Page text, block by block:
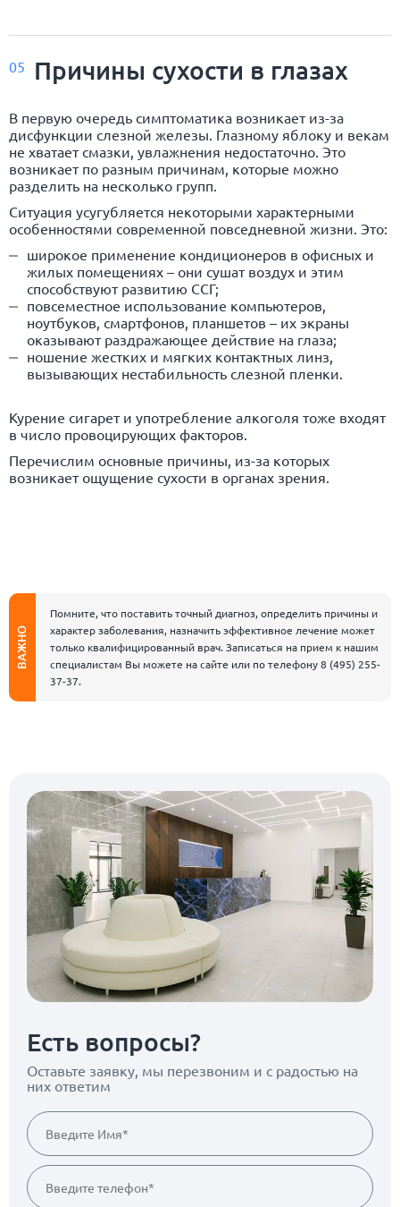
05 Причины сухости в глазах
В первую очередь симптоматика возникает из-за
дисфункции слезной железы. Глазному яблоку и векам
не хватает смазки, увлажнения недостаточно. Это
возникает по разным причинам, которые можно
разделить на несколько групп.
Ситуация усугубляется некоторыми характерными
особенностями современной повседневной жизни. Это:
широкое применение кондиционеров в офисных и
жилых помещениях – они сушат воздух и этим
способствуют развитию ССГ;
повсеместное использование компьютеров,
ноутбуков, смартфонов, планшетов – их экраны
оказывают раздражающее действие на глаза;
ношение жестких и мягких контактных линз,
вызывающих нестабильность слезной пленки.
Курение сигарет и употребление алкоголя тоже входят
в число провоцирующих факторов.
Перечислим основные причины, из-за которых
возникает ощущение сухости в органах зрения.
ВАЖНО
Помните, что поставить точный диагноз, определить причины и
характер заболевания, назначить эффективное лечение может
только квалифицированный врач. Записаться на прием к нашим
специалистам Вы можете на сайте или по телефону8 (495) 255-
37-37.
Есть вопросы?
Оставьте заявку, мы перезвоним и с радостью на
них ответим